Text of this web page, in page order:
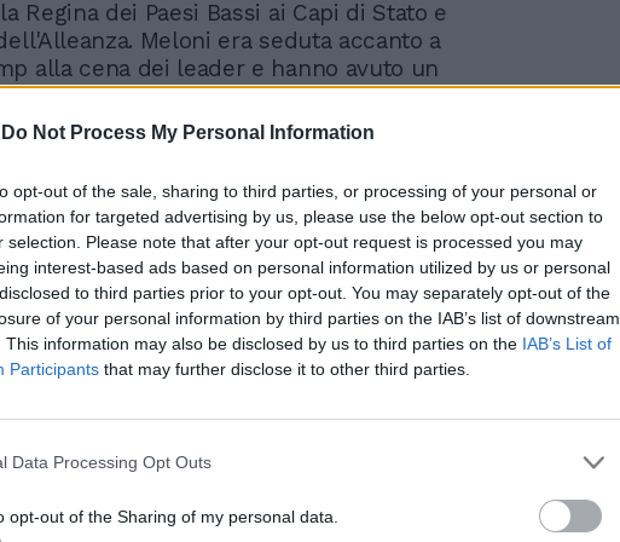
Do Not Process My Personal Information
opt-out of the sale, sharing to third parties, or processing of your personal or
for targeted advertising by us, please use the below opt-out section to
selection. Please note that after your opt-out request is processed you may
interest-based ads based on personal information utilized by us or personal
to third parties prior to your opt-out. You may separately opt-out of the
of your personal information by third parties on the IAB’s list of downstream
This information may also be disclosed by us to third parties on the IAB’s List of
Participants that may further disclose it to other third parties.
Data Processing Opt Outs
opt-out of the Sharing of my personal data.
Regina dei Paesi Bassi ai Capi di Stato e
Meloni era seduta accanto a
alla cena dei leader e hanno avuto un
che ha consentito di discutere dei
internazionali, a partire dai recenti
Oriente.
Video su questo argomento
Citazione latina di Meloni
sul riarmo: "La penso
GUARDA